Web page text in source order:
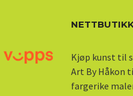
Kjøp kunst til
Art By Håkon
fargerike